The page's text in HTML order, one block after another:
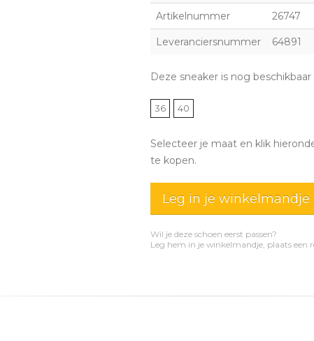
Artikelnummer 26747
Leveranciersnummer 64891
Deze sneaker is nog
36 40
Selecteer je maat en klik
te kopen.
Leg in je winkelmandje
Wil je deze schoen eerst passen?
Leg hem in je winkelmandje, plaats een